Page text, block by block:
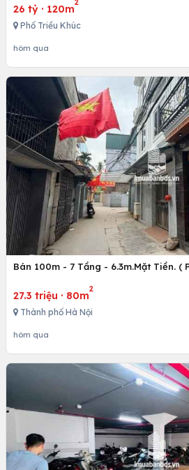
26 tỷ · 120m
2
Phố Triều Khúc
hôm qua
Bán 100m - 7 Tầng - 6.3m.Mặt Tiền. (
27.3 triệu · 80m
2
Thành phố Hà Nội
hôm qua